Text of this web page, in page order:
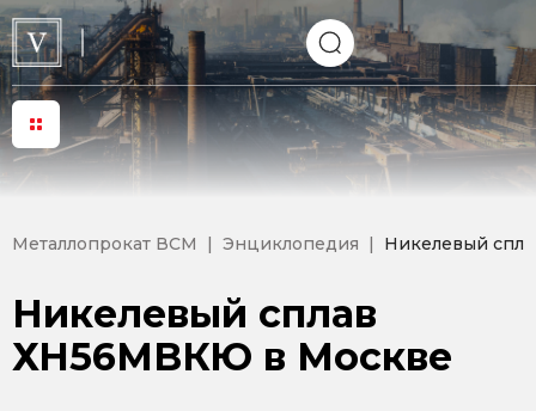
Металлопрокат ВСМ Энциклопедия Никелевый
Никелевый сплав
ХН56МВКЮ в Москве